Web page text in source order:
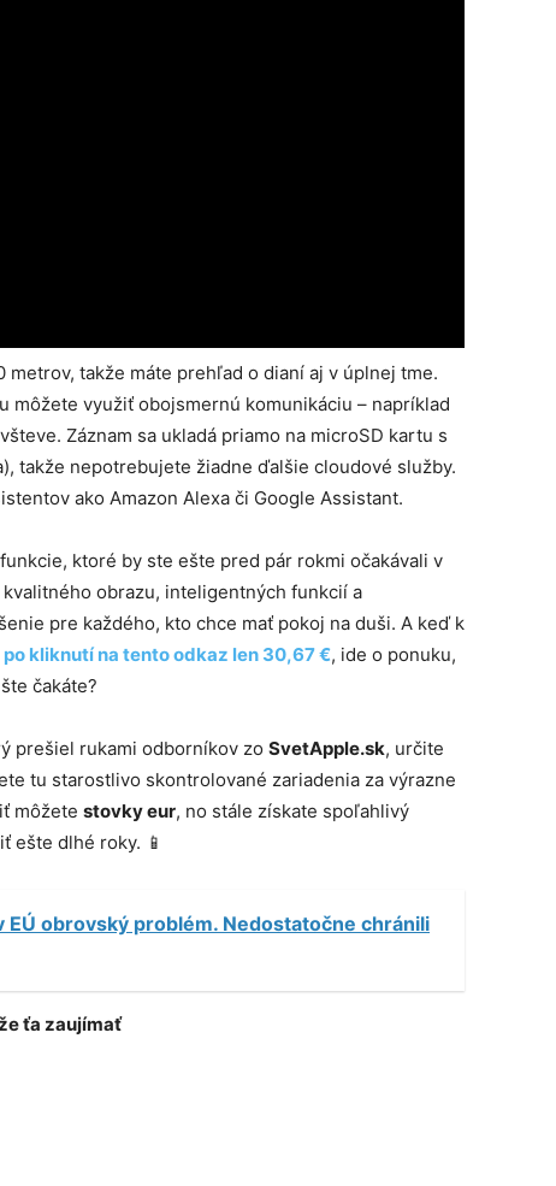
takže máte prehľad o dianí aj v úplnej tme.
môžete využiť obojsmernú komunikáciu – napríklad
Záznam sa ukladá priamo na microSD kartu s
takže nepotrebujete žiadne ďalšie cloudové služby.
ako Amazon Alexa či Google Assistant.
ktoré by ste ešte pred pár rokmi očakávali v
obrazu, inteligentných funkcií a
pre každého, kto chce mať pokoj na duši. A keď k
po kliknutí na tento odkaz len 30,67 €, ide o ponuku,
čakáte?
prešiel rukami odborníkov zo SvetApple.sk, určite
tu starostlivo skontrolované zariadenia za výrazne
môžete stovky eur, no stále získate spoľahlivý
ešte dlhé roky. 📱
EÚ obrovský problém. Nedostatočne chránili
ťa zaujímať